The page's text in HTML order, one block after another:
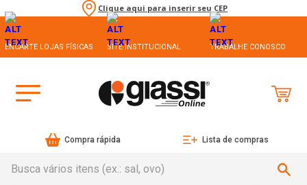
Clique aqui para inserir seu CEP
ENCARTE LOJAS FÍSICAS SITE INSTITUCIONAL TRABALHE CONOSCO
Compra rápida Lista de compras